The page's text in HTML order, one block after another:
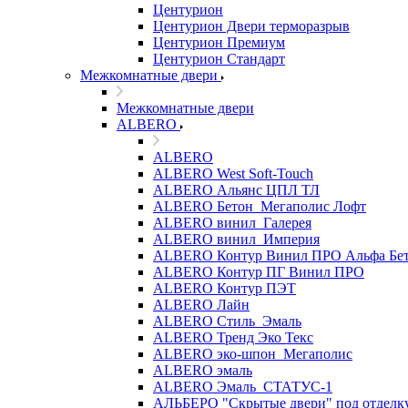
Центурион
Центурион Двери терморазрыв
Центурион Премиум
Центурион Стандарт
Межкомнатные двери
Межкомнатные двери
ALBERO
ALBERO
ALBERO West Soft-Touch
ALBERO Альянс ЦПЛ ТЛ
ALBERO Бетон_Мегаполис Лофт
ALBERO винил_Галерея
ALBERO винил_Империя
ALBERO Контур Винил ПРО Альфа
ALBERO Контур ПГ Винил ПРО
ALBERO Контур ПЭТ
ALBERO Лайн
ALBERO Стиль_Эмаль
ALBERO Тренд Эко Текс
ALBERO эко-шпон_Мегаполис
ALBERO эмаль
ALBERO Эмаль_СТАТУС-1
АЛЬБЕРО "Скрытые двери" под